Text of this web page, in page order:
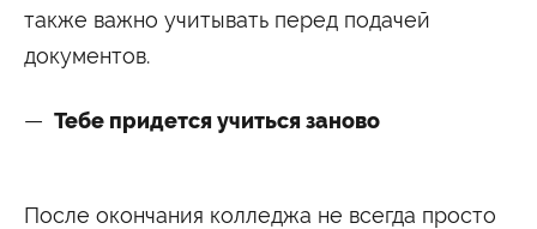
также важно учитывать перед подачей
документов.
Тебе придется учиться заново
После окончания колледжа не всегда просто